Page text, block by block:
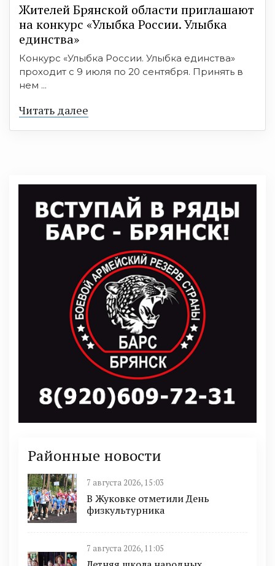
Жителей Брянской области приглашают
на конкурс «Улыбка России. Улыбка
единства»
Конкурс «Улыбка России. Улыбка единства»
проходит с 9 июля по 20 сентября. Принять в
нем ...
Читать далее
Районные новости
7 августа 2026, 15:03
В Жуковке отметили День
физкультурника
7 августа 2026, 11:05